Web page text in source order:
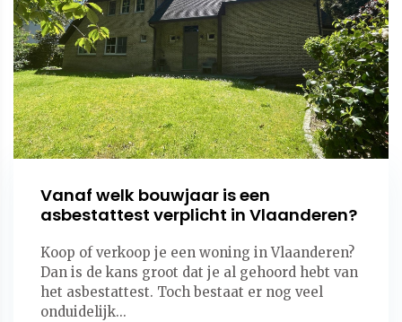
Vanaf welk bouwjaar is een
asbestattest verplicht in Vlaanderen?
Koop of verkoop je een woning in Vlaanderen?
Dan is de kans groot dat je al gehoord hebt van
het asbestattest. Toch bestaat er nog veel
onduidelijk...